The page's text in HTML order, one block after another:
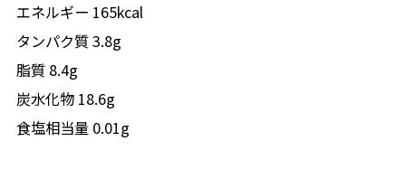
エネルギー 165kcal
タンパク質 3.8g
脂質 8.4g
炭水化物 18.6g
食塩相当量 0.01g